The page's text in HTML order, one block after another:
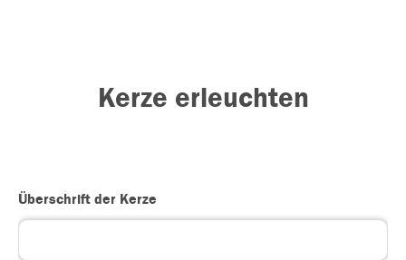
Kerze erleuchten
Überschrift der Kerze